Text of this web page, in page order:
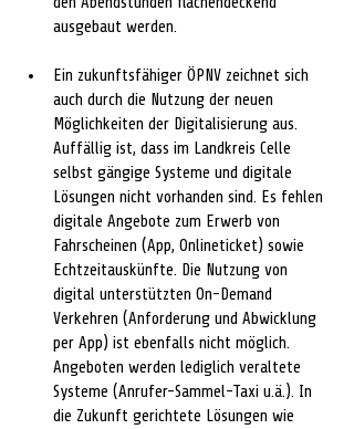
ausgebaut werden.
Ein zukunftsfähiger ÖPNV zeichnet sich
auch durch die Nutzung der neuen
Möglichkeiten der Digitalisierung aus.
Auffällig ist, dass im Landkreis Celle
selbst gängige Systeme und digitale
Lösungen nicht vorhanden sind. Es fehlen
digitale Angebote zum Erwerb von
Fahrscheinen (App, Onlineticket) sowie
Echtzeitauskünfte. Die Nutzung von
digital unterstützten On-Demand
Verkehren (Anforderung und Abwicklung
per App) ist ebenfalls nicht möglich.
Angeboten werden lediglich veraltete
Systeme (Anrufer-Sammel-Taxi u.ä.). In
die Zukunft gerichtete Lösungen wie